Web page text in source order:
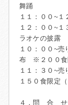
舞踊
１１：００~
１２：００~
ラオケの披露
１０：００~
布 ※２００食
１１：３０~
１５０食限定
４．問 合